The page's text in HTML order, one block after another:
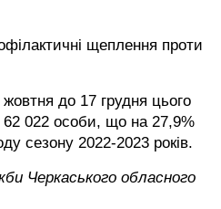
щеплення проти
жовтня до 17 грудня цього
62 022 особи, що на 27,9%
сезону 2022-2023 років.
Черкаського обласного